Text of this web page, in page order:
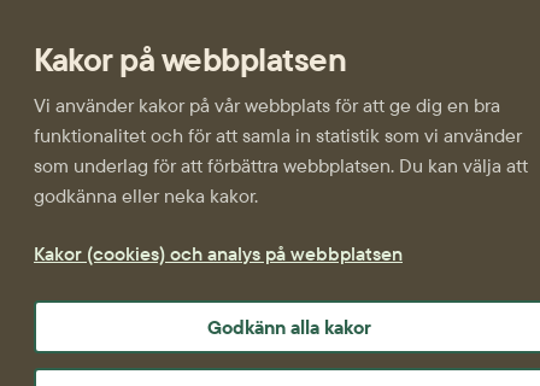
Kakor på webbplatsen
Vi använder kakor på vår webbplats för att ge dig en bra
funktionalitet och för att samla in statistik som vi använder
som underlag för att förbättra webbplatsen. Du kan välja att
godkänna eller neka kakor.
Kakor (cookies) och analys på webbplatsen
Godkänn alla kakor